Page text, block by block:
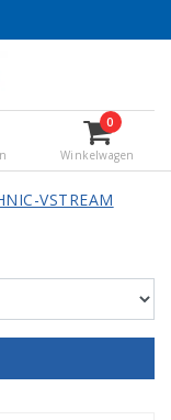
0
Winkelwagen
VSTREAM